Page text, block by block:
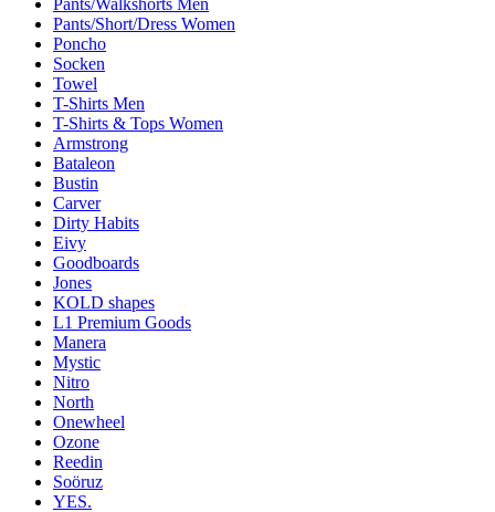
Pants/Short/Dress Women
Poncho
Socken
Towel
T-Shirts Men
T-Shirts & Tops Women
Armstrong
Bataleon
Bustin
Carver
Dirty Habits
Eivy
Goodboards
Jones
KOLD shapes
L1 Premium Goods
Manera
Mystic
Nitro
North
Onewheel
Ozone
Reedin
Soöruz
YES.